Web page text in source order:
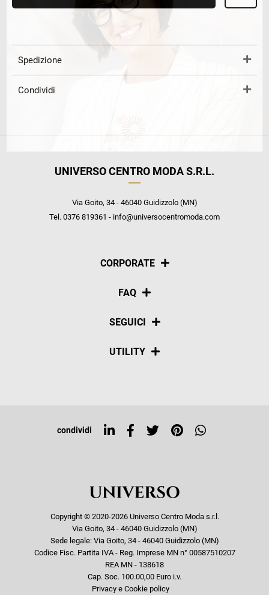
Spedizione
Condividi
UNIVERSO CENTRO MODA S.R.L.
Via Goito, 34 - 46040 Guidizzolo (MN)
Tel. 0376 819361 - info@universocentromoda.com
CORPORATE
Chi siamo
FAQ
Pagamenti
SEGUICI
Social
UTILITY
Top ricerche
condividi
Copyright © 2020-2026 Universo Centro Moda s.r.l.
Via Goito, 34 - 46040 Guidizzolo (MN)
Sede legale: Via Goito, 34 - 46040 Guidizzolo (MN)
Codice Fisc. Partita IVA - Reg. Imprese MN n° 00587510207
REA MN - 138618
Cap. Soc. 100.00,00 Euro i.v.
Privacy e Cookie policy